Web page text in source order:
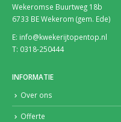
Wekeromse Buurtweg 18b
6733 BE Wekerom (gem. Ede)
E: info@kwekerijtopentop.nl
T: 0318-250444
INFORMATIE
Over ons
Offerte